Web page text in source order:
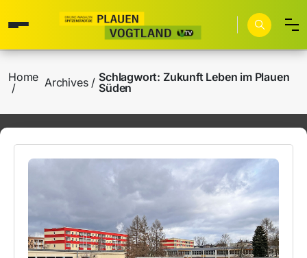
Home Archives Schlagwort: Zukunft Leben im Plauen
Süden